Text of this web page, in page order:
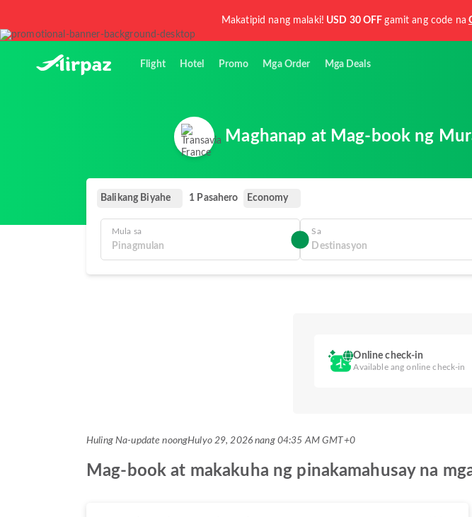
Makatipid nang malaki! USD 30 OFF gamit ang code na
Flight Hotel Promo Mga Order Mga Deals
Maghanap at Mag-book ng
Balikang Biyahe 1 Pasahero Economy
Mula sa Sa
Online check-in
Available ang online check-in
Huling Na-update noongHulyo 29, 2026 nang 04:35 AM GMT+0
Mag-book at makakuha ng pinakamahusay na